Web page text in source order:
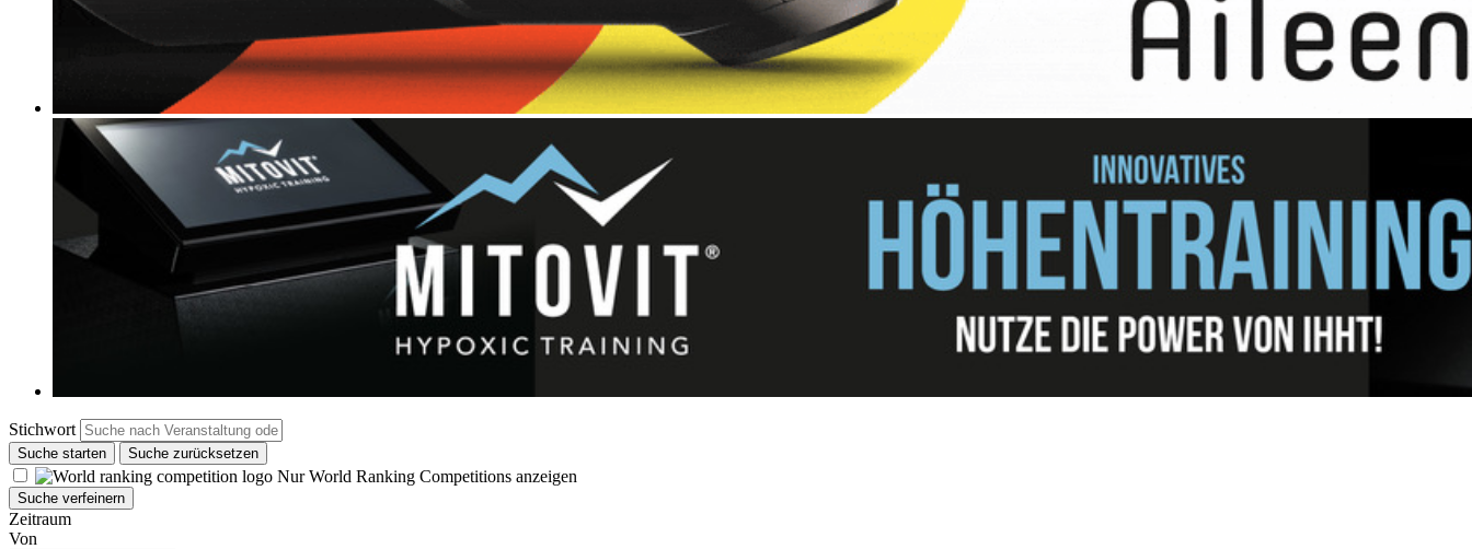
Stichwort
Suche starten Suche zurücksetzen
Nur World Ranking Competitions anzeigen
Suche verfeinern
Zeitraum
Von